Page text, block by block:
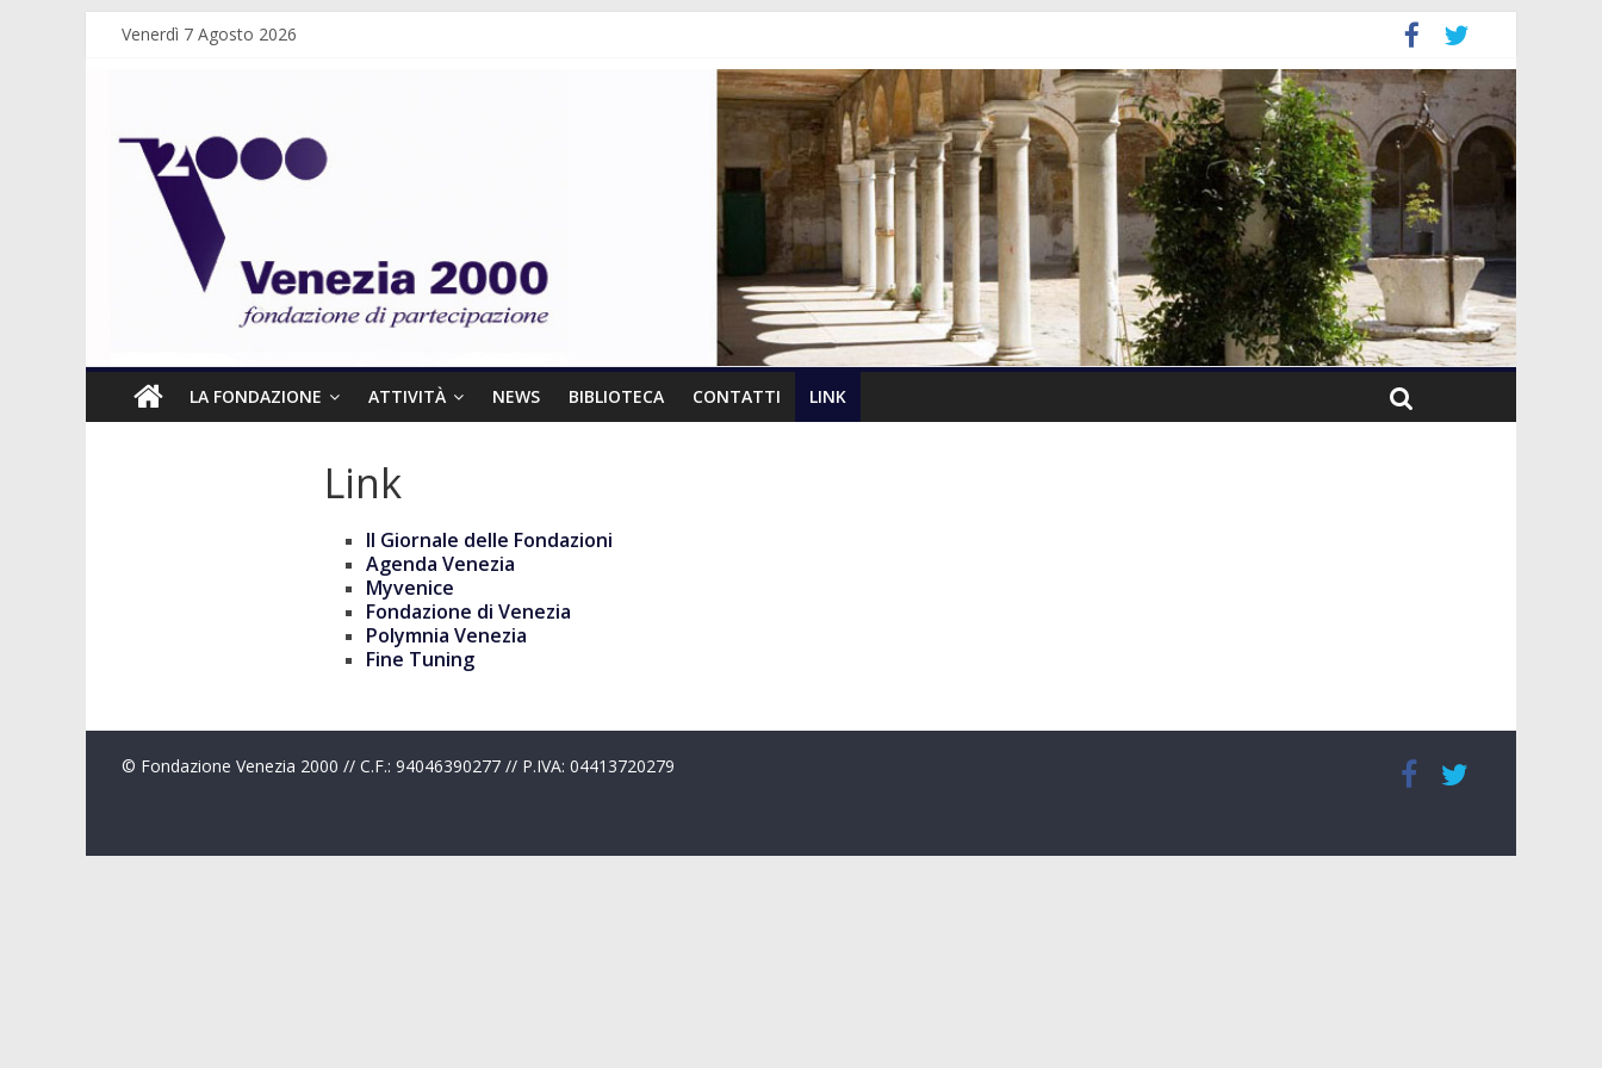
Venerdì 7 Agosto 2026
LA FONDAZIONE ATTIVITÀ NEWS BIBLIOTECA CONTATTI LINK
Link
Il Giornale delle Fondazioni
Agenda Venezia
Myvenice
Fondazione di Venezia
Polymnia Venezia
Fine Tuning
© Fondazione Venezia 2000 // C.F.: 94046390277 // P.IVA: 04413720279